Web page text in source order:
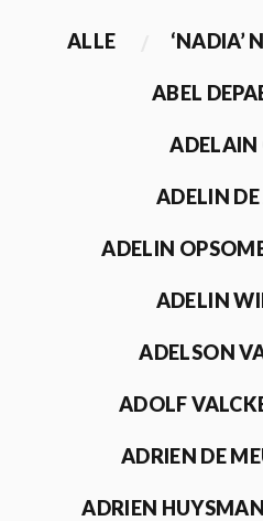
ALLE ‘NADIA’
ABEL
ADELAIN
ADELIN
ADELIN
ADELIN
ADELSON
ADOLF
ADRIEN DE
ADRIEN